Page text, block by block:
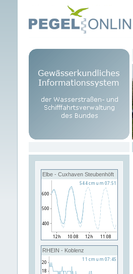
Elbe - Cuxhaven Steubenhöft
RHEIN - Koblenz